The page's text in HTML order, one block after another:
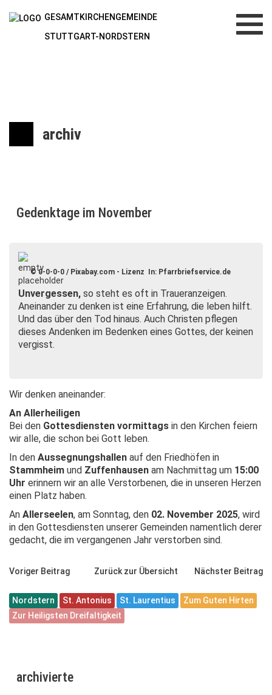
GESAMTKIRCHENGEMEINDE
STUTTGART-NORDSTERN
archiv
Gedenktage im November
© 0-0-0-0 / Pixabay.com - Lizenz In: Pfarrbriefservice.de
Unvergessen, so steht es oft in Traueranzeigen.
Aneinander zu denken ist eine Erfahrung, die leben hilft.
Und das über den Tod hinaus. Auch Christen pflegen
dieses Andenken im Bedenken eines Gottes, der keinen
vergisst.
Wir denken aneinander:
An Allerheiligen
Bei den Gottesdiensten vormittags in den Kirchen feiern
wir alle, die schon bei Gott leben.
In den Aussegnungshallen auf den Friedhöfen in
Stammheim und Zuffenhausen am Nachmittag um 15:00
Uhr erinnern wir an alle Verstorbenen, die in unseren Herzen
einen Platz haben.
An Allerseelen, am Sonntag, den 02. November 2025, wird
in den Gottesdiensten unserer Gemeinden namentlich derer
gedacht, die im vergangenen Jahr verstorben sind.
Voriger Beitrag Zurück zur Übersicht Nächster Beitrag
Nordstern St. Antonius St. Laurentius
Zum Guten Hirten
Zur Heiligsten Dreifaltigkeit
archivierte